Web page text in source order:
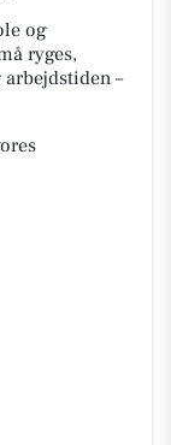
og
ryges,
–